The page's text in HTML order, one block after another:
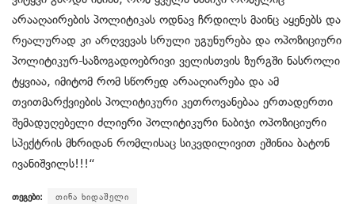
არააღაირების პოლიტიკას ოდნავ ჩრდილს მაინც აყენებს და
რეალურად კი არღვევას სრული უგუნურება და ოპოზიციური
პოლიტიკურ-საზოგადოებრივი ველისთვის ზურგში ნასროლი
ტყვიაა, იმიტომ რომ სწორედ არააღიარება და ამ
თვითმარქვიების პოლიტიკური კეთროვანებაა ერთადერთი
შემადუღებელი ძლიერი პოლიტიკური ნაბიჯი ოპოზიციური
სპექტრის მხრიდან რომლისაც სიკვდილივით ეშინია ბატონ
ივანიშვილს!!!“
თეგები: თინა ხიდაშელი